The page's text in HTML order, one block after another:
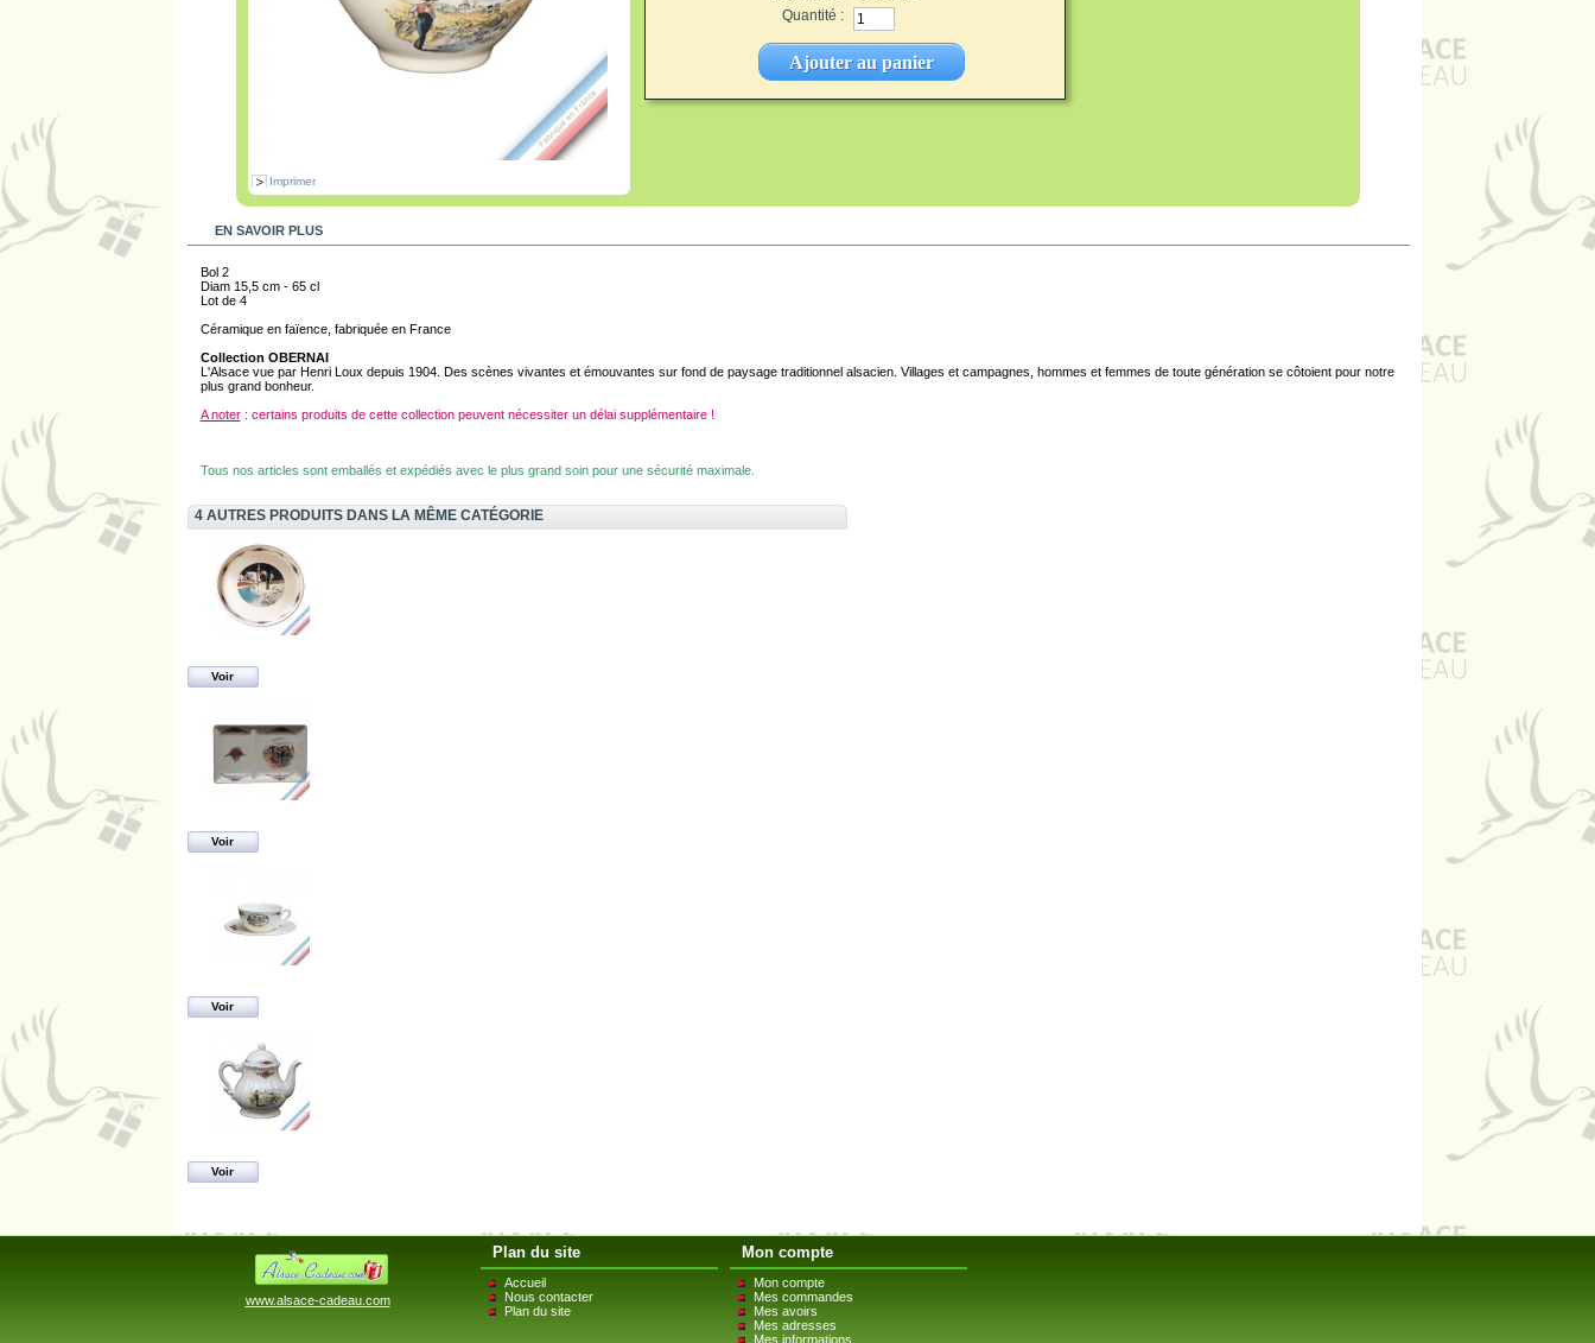
Imprimer
Quantité :
EN SAVOIR PLUS
Bol 2
Diam 15,5 cm - 65 cl
Lot de 4
Céramique en faïence, fabriquée en France
Collection OBERNAI
L'Alsace vue par Henri Loux depuis 1904. Des scènes vivantes et émouvantes sur fond de paysage traditionnel alsacien. Villages et campagnes, hommes et femmes de toute génération se côtoient pour notre
plus grand bonheur.
A noter: certains produits de cette collection peuvent nécessiter un délai supplémentaire !
Tous nos articles sont emballés et expédiés avec le plus grand soin pour une sécurité maximale.
4 AUTRES PRODUITS DANS LA MÊME CATÉGORIE
Voir
Voir
Voir
Voir
www.alsace-cadeau.com
Plan du site
Accueil
Nous contacter
Plan du site
Mon compte
Mon compte
Mes commandes
Mes avoirs
Mes adresses
Mes informations